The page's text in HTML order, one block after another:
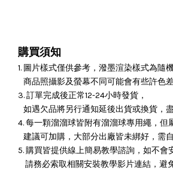
購買須知
1. 圖片樣式僅供參考，潑墨渲染樣式為隨
商品照攝影及螢幕不同可能會有些許色
3. 訂單完成後正常12-24小時發貨，
如遇欠品將另行通知延後出貨或換貨，盡
4. 每一顆溜溜球皆附有溜溜球專用繩，但
建議可加購，大部分出廠皆未綁好，需自
5. 購買皆提供線上簡易教學諮詢，如不會
請務必索取相關安裝教學影片連結，避